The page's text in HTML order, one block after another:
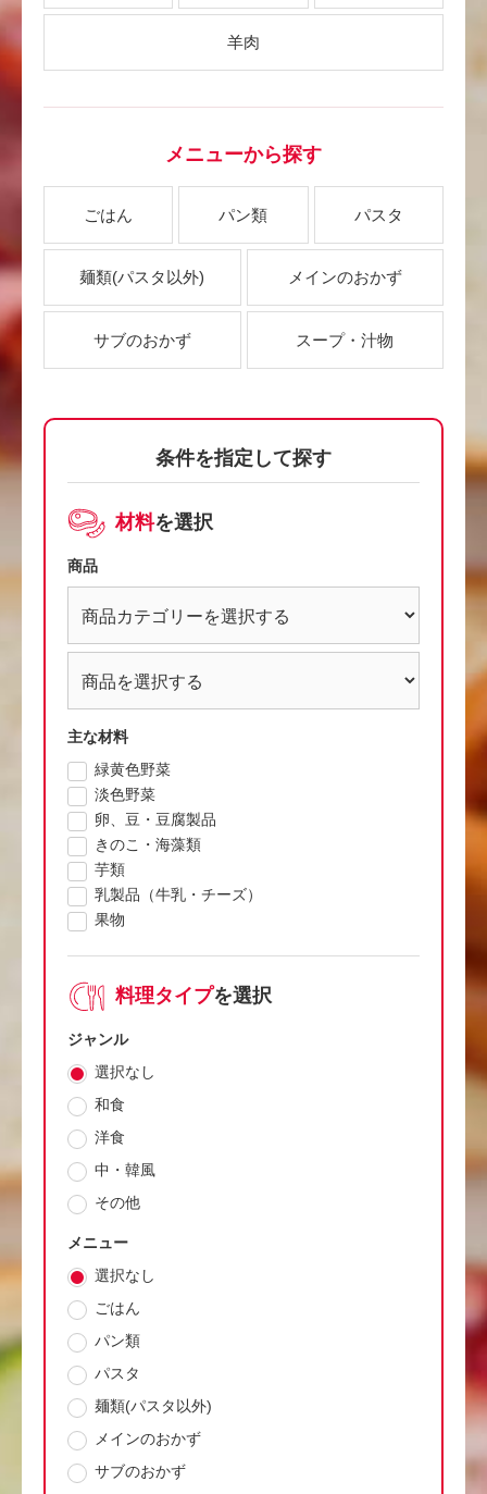
羊肉
メニューから探す
ごはん パン類 パスタ
麺類(パスタ以外) メインのおかず
サブのおかず スープ・汁物
条件を指定して探す
材料を選択
商品
主な材料
緑黄色野菜
淡色野菜
卵、豆・豆腐製品
きのこ・海藻類
芋類
乳製品（牛乳・チーズ）
果物
料理タイプを選択
ジャンル
選択なし
和食
洋食
中・韓風
その他
メニュー
選択なし
ごはん
パン類
パスタ
麺類(パスタ以外)
メインのおかず
サブのおかず